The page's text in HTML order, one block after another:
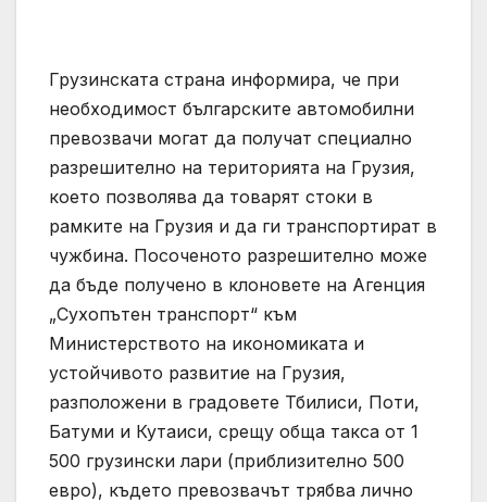
Грузинската страна информира, че при
необходимост българските автомобилни
превозвачи могат да получат специално
разрешително на територията на Грузия,
което позволява да товарят стоки в
рамките на Грузия и да ги транспортират в
чужбина. Посоченото разрешително може
да бъде получено в клоновете на Агенция
„Сухопътен транспорт“ към
Министерството на икономиката и
устойчивото развитие на Грузия,
разположени в градовете Тбилиси, Поти,
Батуми и Кутаиси, срещу обща такса от 1
500 грузински лари (приблизително 500
евро), където превозвачът трябва лично